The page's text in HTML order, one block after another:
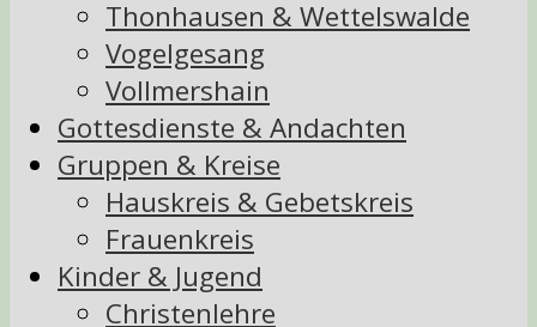
Thonhausen & Wettelswalde
Vogelgesang
Vollmershain
Gottesdienste & Andachten
Gruppen & Kreise
Hauskreis & Gebetskreis
Frauenkreis
Kinder & Jugend
Christenlehre